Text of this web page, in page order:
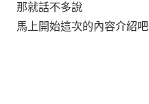
那就話不多說
馬上開始這次的內容介紹吧